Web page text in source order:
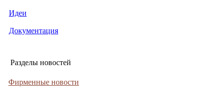
Идеи
Документация
Разделы новостей
Фирменные новости